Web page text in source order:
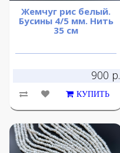
Жемчуг рис белый.
Бусины 4/5 мм. Нить
35 см
900 р.
КУПИТЬ